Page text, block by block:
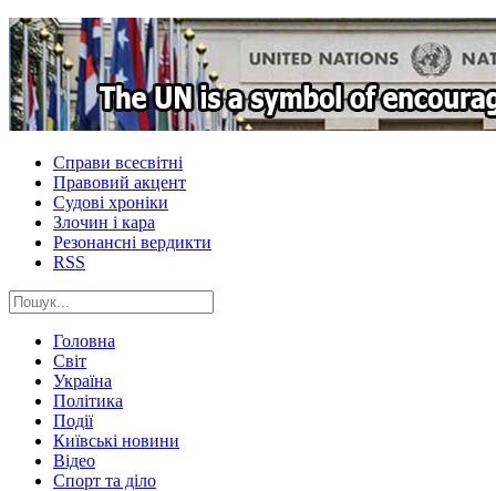
Справи всесвітні
Правовий акцент
Судові хроніки
Злочин і кара
Резонансні вердикти
RSS
Головна
Світ
Україна
Політика
Події
Київські новини
Відео
Спорт та діло